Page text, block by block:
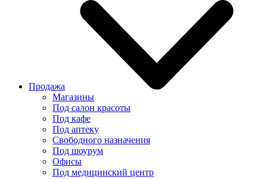
Продажа
Магазины
Под салон красоты
Под кафе
Под аптеку
Свободного назначения
Под шоурум
Офисы
Под медицинский центр